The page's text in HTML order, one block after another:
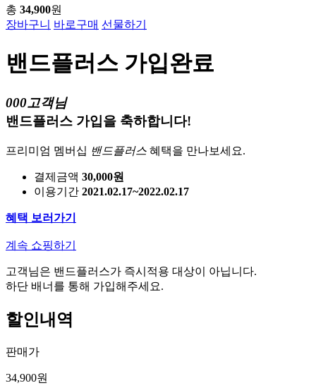
총 34,900원
장바구니 바로구매 선물하기
밴드플러스 가입완료
000고객님
밴드플러스 가입을 축하합니다!
프리미엄 멤버십 밴드플러스 혜택을 만나보세요.
결제금액 30,000원
이용기간 2021.02.17~2022.02.17
혜택 보러가기
계속 쇼핑하기
고객님은 밴드플러스가 즉시적용 대상이 아닙니다.
하단 배너를 통해 가입해주세요.
할인내역
판매가
34,900원